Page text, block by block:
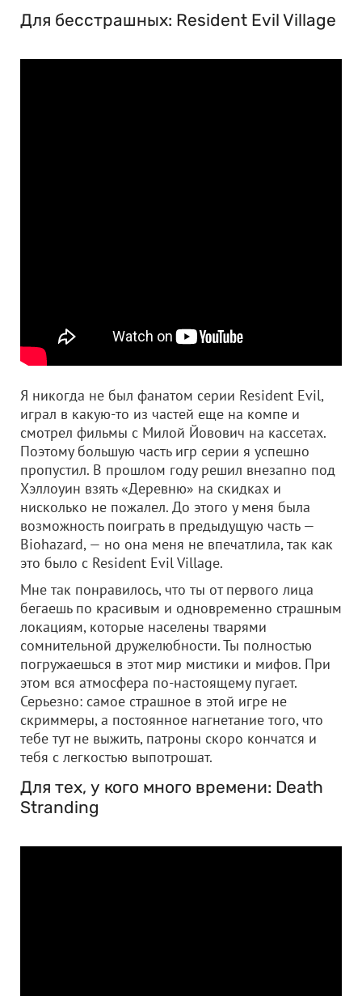
Для бесстрашных: Resident Evil Village
Я никогда не был фанатом серии Resident Evil,
играл в какую-то из частей еще на компе и
смотрел фильмы с Милой Йовович на кассетах.
Поэтому большую часть игр серии я успешно
пропустил. В прошлом году решил внезапно под
Хэллоуин взять «Деревню» на скидках и
нисколько не пожалел. До этого у меня была
возможность поиграть в предыдущую часть —
Biohazard, — но она меня не впечатлила, так как
это было с Resident Evil Village.
Мне так понравилось, что ты от первого лица
бегаешь по красивым и одновременно страшным
локациям, которые населены тварями
сомнительной дружелюбности. Ты полностью
погружаешься в этот мир мистики и мифов. При
этом вся атмосфера по-настоящему пугает.
Серьезно: самое страшное в этой игре не
скриммеры, а постоянное нагнетание того, что
тебе тут не выжить, патроны скоро кончатся и
тебя с легкостью выпотрошат.
Для тех, у кого много времени: Death
Stranding